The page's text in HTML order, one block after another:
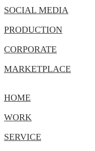
SOCIAL MEDIA
PRODUCTION
CORPORATE
MARKETPLACE
HOME
WORK
SERVICE